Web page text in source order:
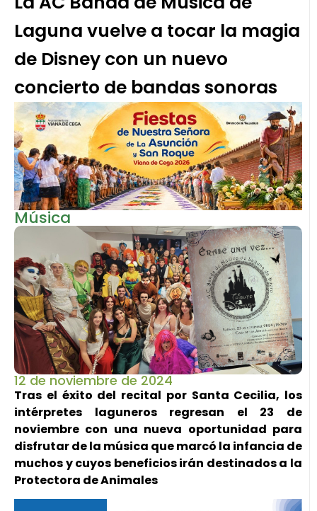
Laguna vuelve a tocar la magia
de Disney con un nuevo
concierto de bandas sonoras
Música
12 de noviembre de 2024
Tras el éxito del recital por Santa Cecilia, los
intérpretes laguneros regresan el 23 de
noviembre con una nueva oportunidad para
disfrutar de la música que marcó la infancia de
muchos y cuyos beneficios irán destinados a la
Protectora de Animales